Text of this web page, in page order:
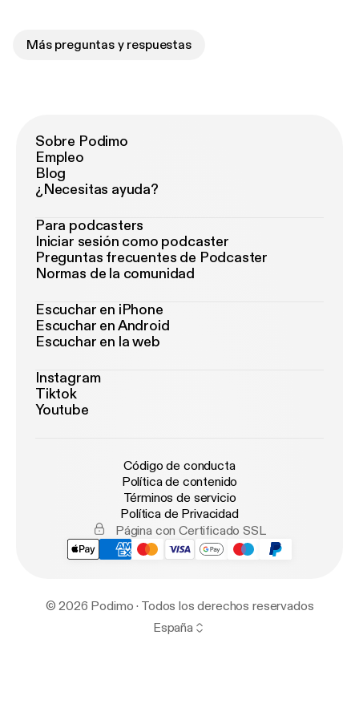
Más preguntas y respuestas
Sobre Podimo
Empleo
Blog
¿Necesitas ayuda?
Para podcasters
Iniciar sesión como podcaster
Preguntas frecuentes de Podcaster
Normas de la comunidad
Escuchar en iPhone
Escuchar en Android
Escuchar en la web
Instagram
Tiktok
Youtube
Código de conducta
Política de contenido
Términos de servicio
Política de Privacidad
Página con Certificado SSL
© 2026 Podimo · Todos los derechos reservados
España